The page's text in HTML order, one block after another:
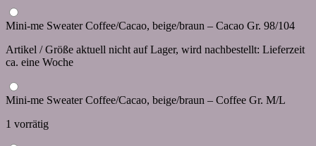
Mini-me Sweater Coffee/Cacao, beige/braun – Cacao Gr. 98/104
Artikel / Größe aktuell nicht auf Lager, wird nachbestellt: Lieferzeit
ca. eine Woche
Mini-me Sweater Coffee/Cacao, beige/braun – Coffee Gr. M/L
1 vorrätig